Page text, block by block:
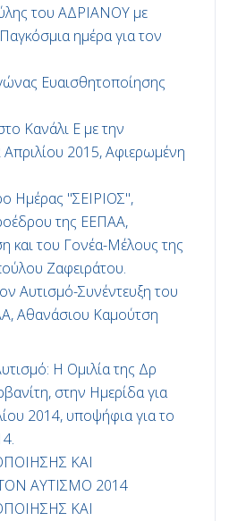
του ΑΔΡΙΑΝΟΥ με
ημέρα για τον
Ευαισθητοποίησης
Κανάλι Ε με την
2015, Αφιερωμένη
Ημέρας "ΣΕΙΡΙΟΣ",
της ΕΕΠΑΑ,
και του Γονέα-Μέλους της
Ζαφειράτου.
Αυτισμό-Συνέντευξη του
Αθανάσιου Καμούτση
Η Ομιλία της Δρ
στην Ημερίδα για
2014, υποψήφια για το
ΚΑΙ
ΑΥΤΙΣΜΟ 2014
ΚΑΙ